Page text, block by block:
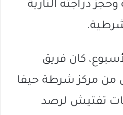
دراجته النارية
كان فريق
من مركز شرطة حيفا
تفتيش لرصد